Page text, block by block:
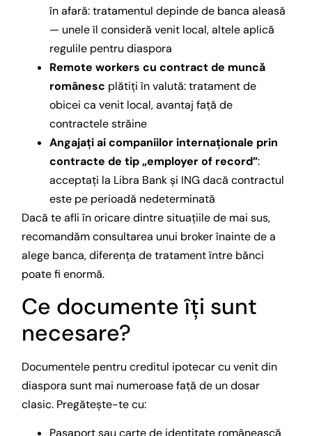
în afară: tratamentul depinde de banca aleasă
— unele îl consideră venit local, altele aplică
regulile pentru diaspora
Remote workers cu contract de muncă
românesc plătiți în valută: tratament de
obicei ca venit local, avantaj față de
contractele străine
Angajați ai companiilor internaționale prin
contracte de tip „employer of record”:
acceptați la Libra Bank și ING dacă contractul
este pe perioadă nedeterminată
Dacă te afli în oricare dintre situațiile de mai sus,
recomandăm consultarea unui broker înainte de a
alege banca, diferența de tratament între bănci
poate fi enormă.
Ce documente îți sunt
necesare?
Documentele pentru creditul ipotecar cu venit din
diaspora sunt mai numeroase față de un dosar
clasic. Pregătește-te cu: